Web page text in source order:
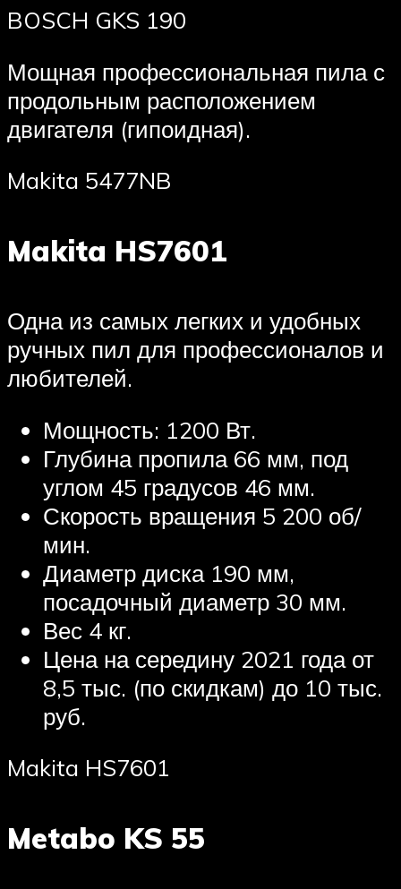
BOSCH GKS 190
Мощная профессиональная пила с
продольным расположением
двигателя (гипоидная).
Makita 5477NB
Makita HS7601
Одна из самых легких и удобных
ручных пил для профессионалов и
любителей.
Мощность: 1200 Вт.
Глубина пропила 66 мм, под
углом 45 градусов 46 мм.
Скорость вращения 5 200 об/
мин.
Диаметр диска 190 мм,
посадочный диаметр 30 мм.
Вес 4 кг.
Цена на середину 2021 года от
8,5 тыс. (по скидкам) до 10 тыс.
руб.
Makita HS7601
Metabo KS 55